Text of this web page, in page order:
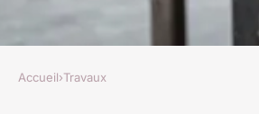
Accueil›Travaux